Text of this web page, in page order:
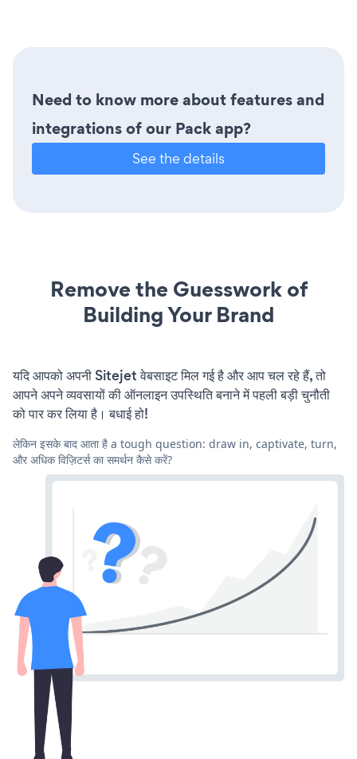
Need to know more about features and
integrations of our Pack app?
See the details
Remove the Guesswork of
Building Your Brand
यदि आपको अपनी Sitejet वेबसाइट मिल गई है और आप चल रहे हैं, तो
आपने अपने व्यवसायों की ऑनलाइन उपस्थिति बनाने में पहली बड़ी चुनौती
को पार कर लिया है। बधाई हो!
लेकिन इसके बाद आता है a tough question: draw in, captivate, turn,
और अधिक विज़िटर्स का समर्थन कैसे करें?